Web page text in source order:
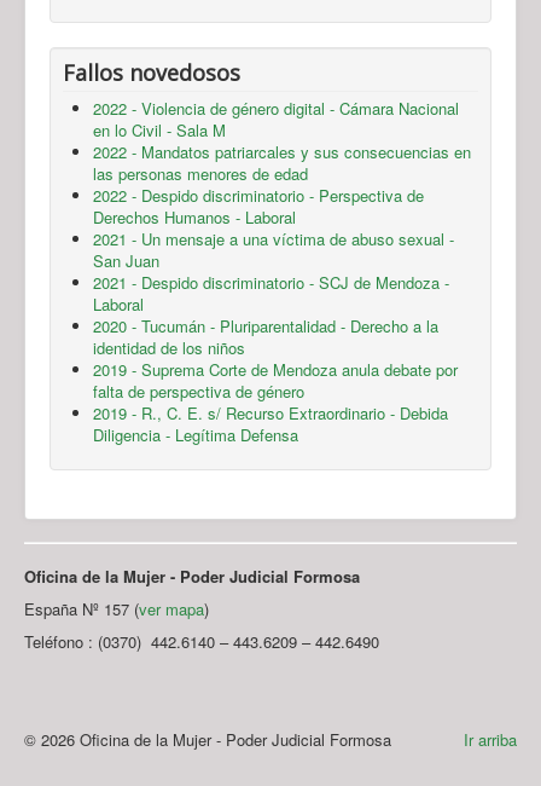
Fallos novedosos
2022 - Violencia de género digital - Cámara Nacional
en lo Civil - Sala M
2022 - Mandatos patriarcales y sus consecuencias en
las personas menores de edad
2022 - Despido discriminatorio - Perspectiva de
Derechos Humanos - Laboral
2021 - Un mensaje a una víctima de abuso sexual -
San Juan
2021 - Despido discriminatorio - SCJ de Mendoza -
Laboral
2020 - Tucumán - Pluriparentalidad - Derecho a la
identidad de los niños
2019 - Suprema Corte de Mendoza anula debate por
falta de perspectiva de género
2019 - R., C. E. s/ Recurso Extraordinario - Debida
Diligencia - Legítima Defensa
Oficina de la Mujer - Poder Judicial Formosa
España Nº 157 (ver mapa)
Teléfono : (0370) 442.6140 – 443.6209 – 442.6490
Ir arriba
© 2026 Oficina de la Mujer - Poder Judicial Formosa